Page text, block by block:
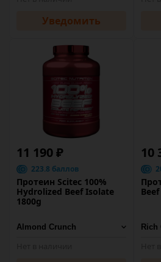
Уведомить
11 190 ₽
223.8 баллов
Протеин Scitec 100%
Hydrolized Beef Isolate
1800g
10